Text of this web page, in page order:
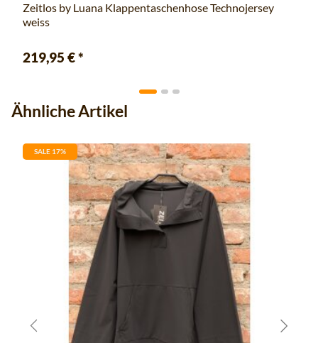
Zeitlos by Luana Klappentaschenhose Technojersey
weiss
219,95 €*
Ähnliche Artikel
SALE 17%